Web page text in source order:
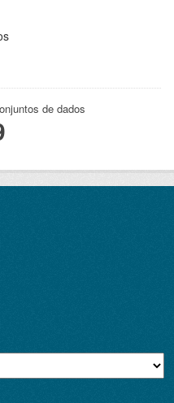
de dados